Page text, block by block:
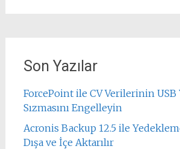
Son Yazılar
ForcePoint ile CV Verilerinin USB
Sızmasını Engelleyin
Acronis Backup 12.5 ile
Dışa ve İçe Aktarılır